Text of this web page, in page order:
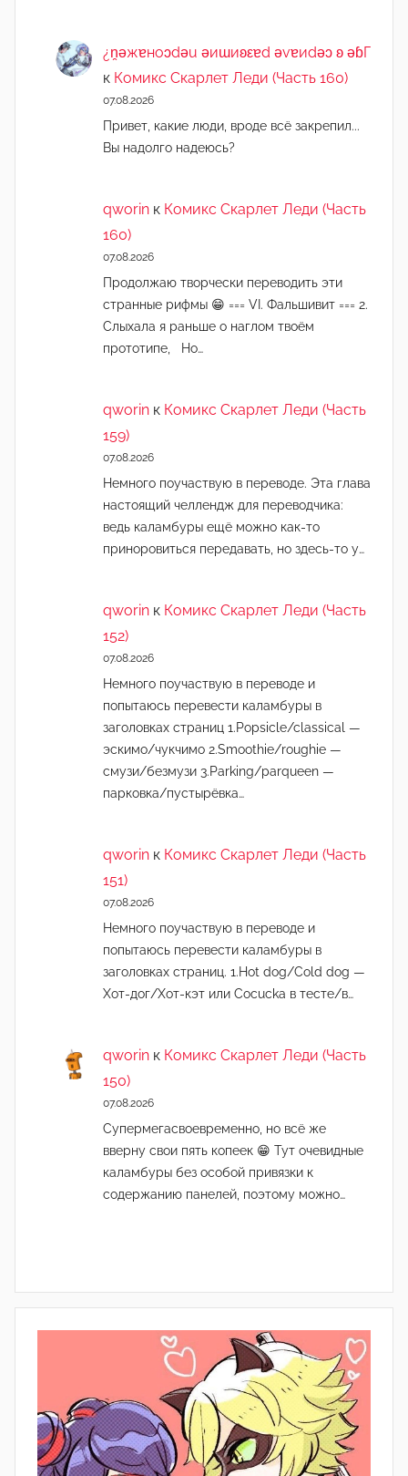
¿n̯ǝжɐноɔdǝu ǝиɯиʚεɐd ǝvɐиdǝɔ ʚ ǝɓГ
к Комикс Скарлет Леди (Часть 160)
07.08.2026
Привет, какие люди, вроде всё закрепил...
Вы надолго надеюсь?
qworin к Комикс Скарлет Леди (Часть
160)
07.08.2026
Продолжаю творчески переводить эти
странные рифмы 😁 === VI. Фальшивит === 2.
Слыхала я раньше о наглом твоём
прототипе, Но…
qworin к Комикс Скарлет Леди (Часть
159)
07.08.2026
Немного поучаствую в переводе. Эта глава
настоящий челлендж для переводчика:
ведь каламбуры ещё можно как-то
приноровиться передавать, но здесь-то у…
qworin к Комикс Скарлет Леди (Часть
152)
07.08.2026
Немного поучаствую в переводе и
попытаюсь перевести каламбуры в
заголовках страниц 1.Popsicle/classical —
эскимо/чукчимо 2.Smoothie/roughie —
смузи/безмузи 3.Parking/parqueen —
парковка/пустырёвка…
qworin к Комикс Скарлет Леди (Часть
151)
07.08.2026
Немного поучаствую в переводе и
попытаюсь перевести каламбуры в
заголовках страниц. 1.Hot dog/Cold dog —
Хот-дог/Хот-кэт или Cocucka в тесте/в…
qworin к Комикс Скарлет Леди (Часть
150)
07.08.2026
Супермегасвоевременно, но всё же
вверну свои пять копеек 😁 Тут очевидные
каламбуры без особой привязки к
содержанию панелей, поэтому можно…